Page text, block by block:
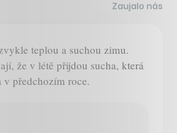
Zaujalo nás
teplou a suchou zimu.
že v létě přijdou sucha, která
předchozím roce.